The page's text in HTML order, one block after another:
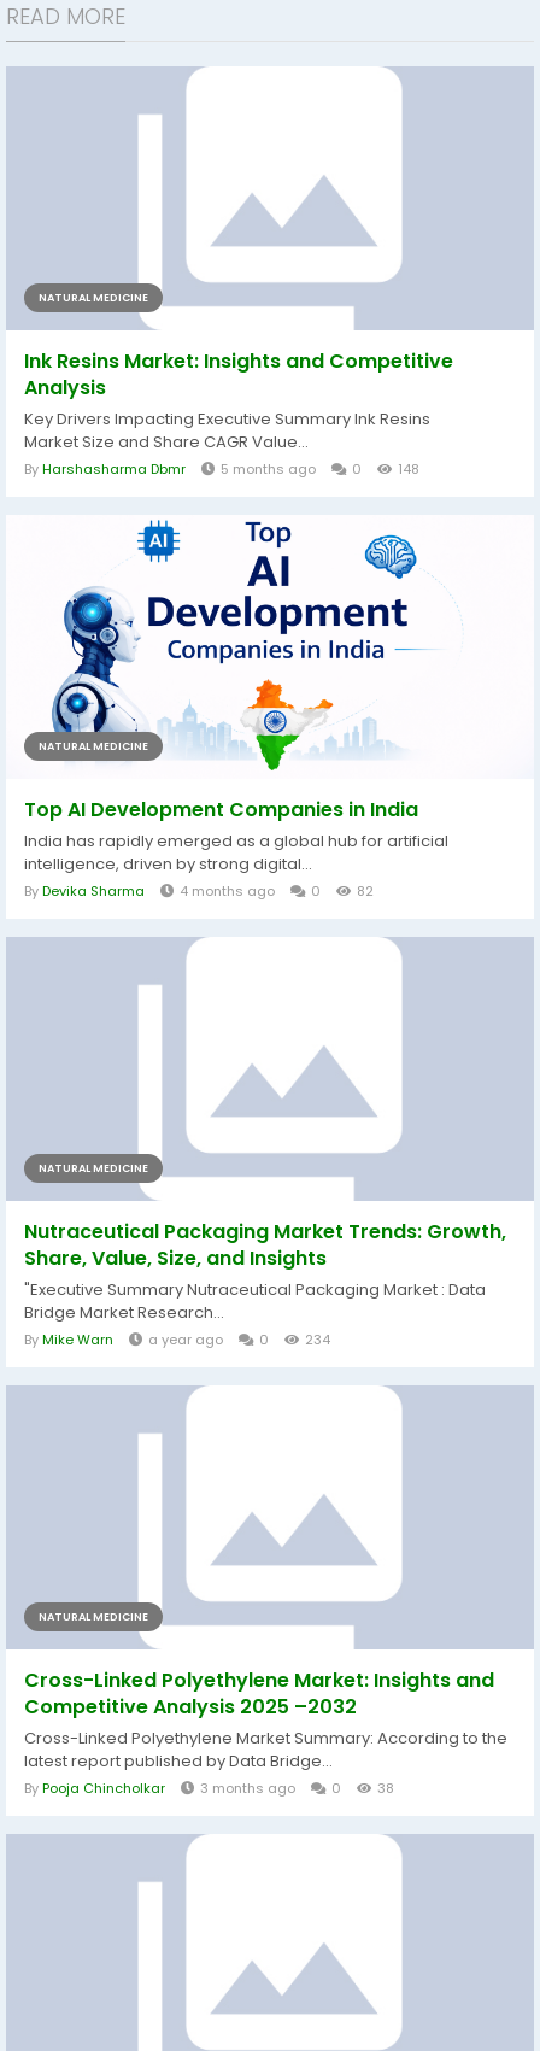
READ MORE
NATURAL MEDICINE
Ink Resins Market: Insights and Competitive
Analysis
Key Drivers Impacting Executive Summary Ink Resins
Market Size and Share CAGR Value...
ByHarshasharma Dbmr 5 months ago 0 148
NATURAL MEDICINE
Top AI Development Companies in India
India has rapidly emerged as a global hub for artificial
intelligence, driven by strong digital...
ByDevika Sharma 4 months ago 0 82
NATURAL MEDICINE
Nutraceutical Packaging Market Trends: Growth,
Share, Value, Size, and Insights
"Executive Summary Nutraceutical Packaging Market : Data
Bridge Market Research...
ByMike Warn a year ago 0 234
NATURAL MEDICINE
Cross-Linked Polyethylene Market: Insights and
Competitive Analysis 2025 –2032
Cross-Linked Polyethylene Market Summary: According to the
latest report published by Data Bridge...
ByPooja Chincholkar 3 months ago 0 38